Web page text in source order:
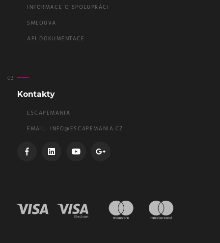
INFORMACE O SPOLUPRÁCI
SMLOUVA
API DOKUMENTACE
Kontakty
ESCAPEMANIA
EMAIL: INFO@ESCAPEMANIA.CZ